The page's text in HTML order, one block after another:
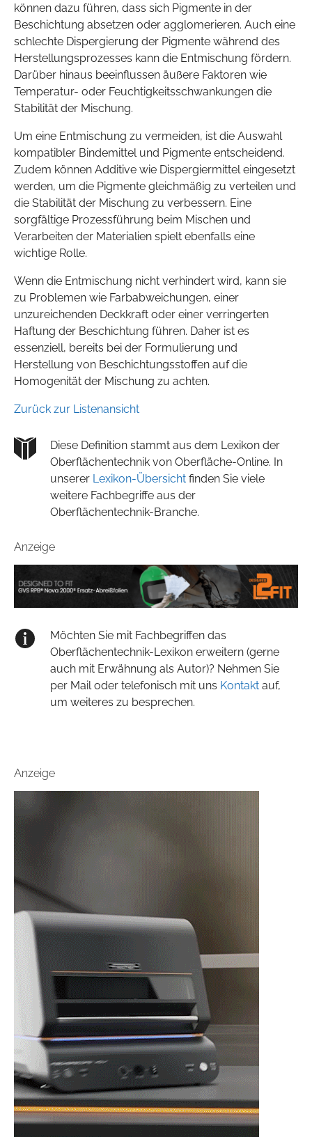
können dazu führen, dass sich Pigmente in der
Beschichtung absetzen oder agglomerieren. Auch eine
schlechte Dispergierung der Pigmente während des
Herstellungsprozesses kann die Entmischung fördern.
Darüber hinaus beeinflussen äußere Faktoren wie
Temperatur- oder Feuchtigkeitsschwankungen die
Stabilität der Mischung.
Um eine Entmischung zu vermeiden, ist die Auswahl
kompatibler Bindemittel und Pigmente entscheidend.
Zudem können Additive wie Dispergiermittel eingesetzt
werden, um die Pigmente gleichmäßig zu verteilen und
die Stabilität der Mischung zu verbessern. Eine
sorgfältige Prozessführung beim Mischen und
Verarbeiten der Materialien spielt ebenfalls eine
wichtige Rolle.
Wenn die Entmischung nicht verhindert wird, kann sie
zu Problemen wie Farbabweichungen, einer
unzureichenden Deckkraft oder einer verringerten
Haftung der Beschichtung führen. Daher ist es
essenziell, bereits bei der Formulierung und
Herstellung von Beschichtungsstoffen auf die
Homogenität der Mischung zu achten.
Zurück zur Listenansicht
Diese Definition stammt aus dem Lexikon der
Oberflächentechnik von Oberfläche-Online. In
unserer Lexikon-Übersicht finden Sie viele
weitere Fachbegriffe aus der
Oberflächentechnik-Branche.
Anzeige
Möchten Sie mit Fachbegriffen das
Oberflächentechnik-Lexikon erweitern (gerne
auch mit Erwähnung als Autor)? Nehmen Sie
per Mail oder telefonisch mit uns Kontakt auf,
um weiteres zu besprechen.
Anzeige